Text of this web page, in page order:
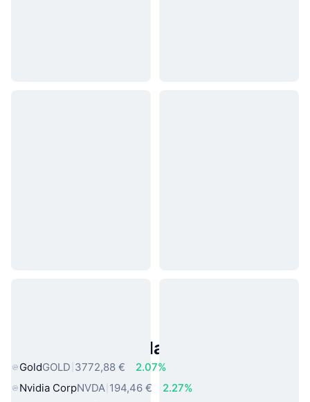
Asset reali popolari
GoldGOLD 3772,88 €
2.07%
Nvidia CorpNVDA 194,46 €
2.27%